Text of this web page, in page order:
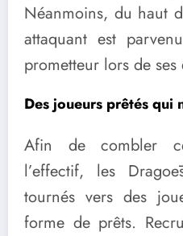
Néanmoins, du haut
attaquant est
prometteur lors de ses
Des joueurs prêtés qui
Afin de combler
l’effectif, les
tournés vers des
forme de prêts.